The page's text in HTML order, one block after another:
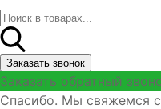
Заказать звонок
Заказать обратный
Спасибо. Мы свяжемся